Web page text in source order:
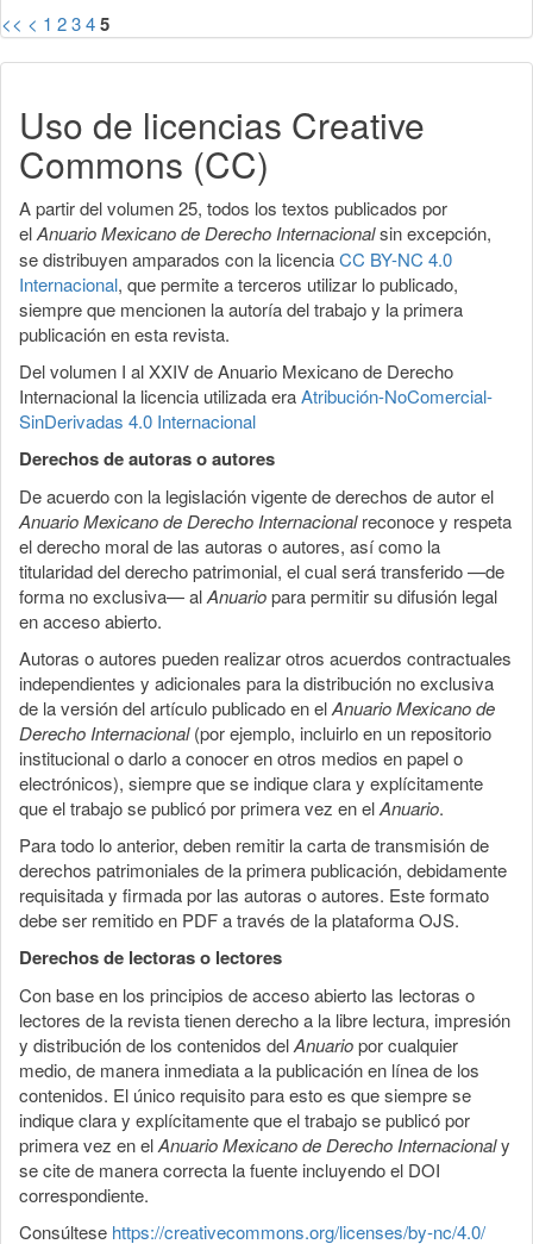
<< < 1 2345
Uso de licencias Creative
Commons (CC)
A partir del volumen 25, todos los textos publicados por
elAnuario Mexicano de Derecho Internacionalsin excepción,
se distribuyen amparados con la licenciaCC BY-NC 4.0
Internacional, que permite a terceros utilizar lo publicado,
siempre que mencionen la autoría del trabajo y la primera
publicación en esta revista.
Del volumen I al XXIV de Anuario Mexicano de Derecho
Internacional la licencia utilizada eraAtribución-NoComercial-
SinDerivadas 4.0 Internacional
Derechos de autoras o autores
De acuerdo con la legislación vigente de derechos de autor el
Anuario Mexicano de Derecho Internacionalreconoce y respeta
el derecho moral de las autoras o autores, así como la
titularidad del derecho patrimonial, el cual será transferido —de
forma no exclusiva— alAnuariopara permitir su difusión legal
en acceso abierto.
Autoras o autores pueden realizar otros acuerdos contractuales
independientes y adicionales para la distribución no exclusiva
de la versión del artículo publicado en elAnuario Mexicano de
Derecho Internacional(por ejemplo, incluirlo en un repositorio
institucional o darlo a conocer en otros medios en papel o
electrónicos), siempre que se indique clara y explícitamente
que el trabajo se publicó por primera vez en elAnuario.
Para todo lo anterior, deben remitir la carta de transmisión de
derechos patrimoniales de la primera publicación, debidamente
requisitada y firmada por las autoras o autores. Este formato
debe ser remitido en PDF a través de la plataforma OJS.
Derechos de lectoras o lectores
Con base en los principios de acceso abierto las lectoras o
lectores de la revista tienen derecho a la libre lectura, impresión
y distribución de los contenidos delAnuariopor cualquier
medio, de manera inmediata a la publicación en línea de los
contenidos. El único requisito para esto es que siempre se
indique clara y explícitamente que el trabajo se publicó por
primera vez en elAnuario Mexicano de Derecho Internacionaly
se cite de manera correcta la fuente incluyendo el DOI
correspondiente.
Consúltese https://creativecommons.org/licenses/by-nc/4.0/